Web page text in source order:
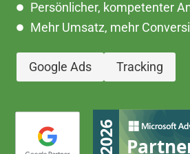
Persönlicher, kompetenter
Mehr Umsatz, mehr
Google Ads Tracking